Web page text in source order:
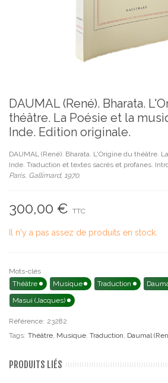
DAUMAL (René). Bharata.
théâtre. La Poésie et la
Inde. Edition originale.
DAUMAL (René). Bharata. L'Origine du théâtre.
Inde. Traduction et textes sacrés et profanes.
Paris, Gallimard, 1970.
300,00 € TTC
Il n'y a pas assez de produits en stock.
Mots-clés
Théâtre
Musique Traduction
Masui (Jacques)
Référence: 23282
Tags: Théâtre Musique Traduction Daumal
PRODUITS LIÉS